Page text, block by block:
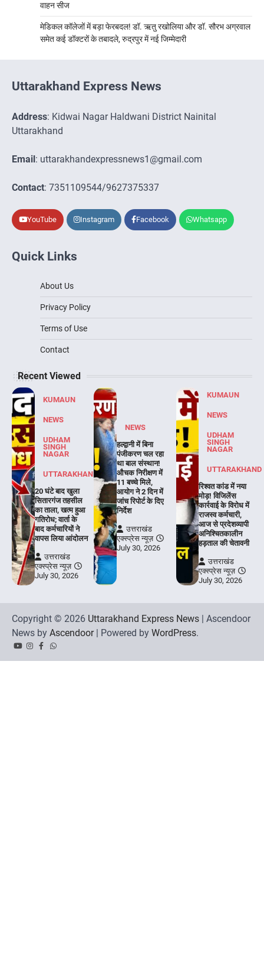
वाहन सीज
मेडिकल कॉलेजों में बड़ा फेरबदल! डॉ. ऋतु रखोलिया और डॉ. सौरभ अग्रवाल
समेत कई डॉक्टरों के तबादले, रुद्रपुर में नई जिम्मेदारी
Uttarakhand Express News
Address: Kidwai Nagar Haldwani District Nainital
Uttarakhand
Email: uttarakhandexpressnews1@gmail.com
Contact: 7351109544/9627375337
YouTube Instagram Facebook Whatsapp
Quick Links
About Us
Privacy Policy
Terms of Use
Contact
Recent Viewed
KUMAUN
NEWS
UDHAM
SINGH
NAGAR
UTTARAKHAND
20 घंटे बाद खुला
सितारगंज तहसील
का ताला, खत्म हुआ
गतिरोध; वार्ता के
बाद कर्मचारियों ने
वापस लिया आंदोलन
उत्तराखंड
एक्स्प्रेस न्यूज़
July 30, 2026
NEWS
हल्द्वानी में बिना
पंजीकरण चल रहा
था बाल संस्थान!
औचक निरीक्षण में
11 बच्चे मिले,
आयोग ने 2 दिन में
जांच रिपोर्ट के दिए
निर्देश
उत्तराखंड
एक्स्प्रेस न्यूज़
July 30, 2026
KUMAUN
NEWS
UDHAM
SINGH
NAGAR
UTTARAKHAND
रिश्वत कांड में नया
मोड़! विजिलेंस
कार्रवाई के विरोध में
राजस्व कर्मचारी,
आज से प्रदेशव्यापी
अनिश्चितकालीन
हड़ताल की चेतावनी
उत्तराखंड
एक्स्प्रेस न्यूज़
July 30, 2026
Copyright © 2026 Uttarakhand Express News | Ascendoor
News by Ascendoor| Powered by WordPress.
YouTubeInstagram
Facebook
Whatsapp